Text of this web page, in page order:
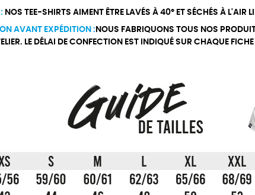
NOS TEE-SHIRTS AIMENT ÊTRE LAVÉS À 40° ET SÉCHÉS À L'AIR
AVANT EXPÉDITION : NOUS FABRIQUONS TOUS NOS
LE DÉLAI DE CONFECTION EST INDIQUÉ SUR CHAQUE